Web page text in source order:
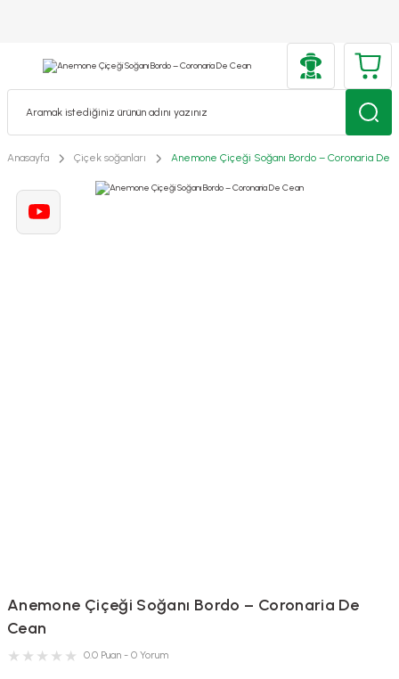
Anasayfa Çiçek soğanları Anemone Çiçeği Soğanı Bordo – Coronaria De
Anemone Çiçeği Soğanı Bordo – Coronaria De
Cean
0.0 Puan - 0 Yorum